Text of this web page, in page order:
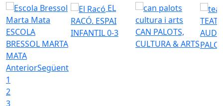
ESCOLA
BRESSOL MARTA
MATA
EL
RACÓ. ESPAI
INFANTIL 0-3
CAN PALOTS,
CULTURA & ARTS
AnteriorSegüent
1
2
3